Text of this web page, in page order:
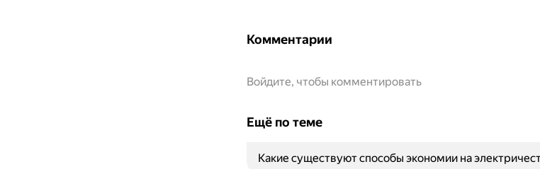
Комментарии
Войдите, чтобы комментировать
Ещё по теме
Какие существуют способы экономии на